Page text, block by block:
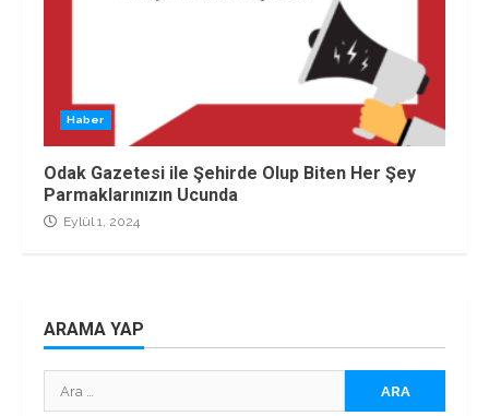
Haber
Odak Gazetesi ile Şehirde Olup Biten Her Şey
Parmaklarınızın Ucunda
Eylül 1, 2024
ARAMA YAP
Arama: